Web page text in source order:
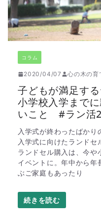
コラム
2020/04/07 心の木の育
子どもが満足す
小学校入学まで
いこと #ラン活
入学式が終わったばか
入学式に向けたランドセ
ランドセル購入は、今や
イベントに。年中から年
ぶご家庭もあったり